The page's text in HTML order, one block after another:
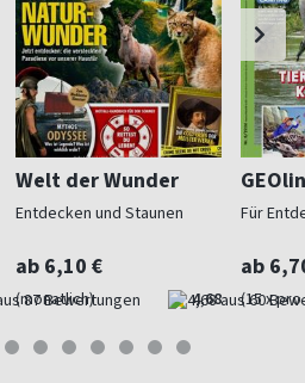
Welt der Wunder
Entdecken und Staunen
ab 6,10 €
(monatlich) 4,68
Für
ab
(15 x